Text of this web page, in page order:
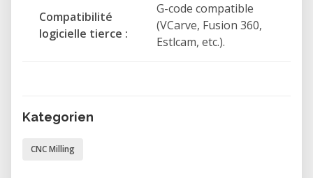
Aluminium
Matériaux composites
Interface intuitive, adaptée aux
débutants comme aux utilisateurs
Compatibilité
logicielle tierce :
G-code compatible
(VCarve, Fusion 360,
Estlcam, etc.).
Kategorien
CNC Milling